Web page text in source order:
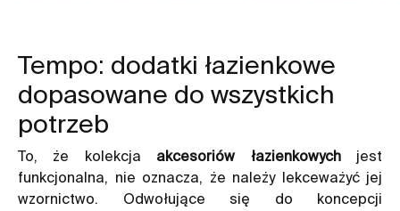
Tempo: dodatki łazienkowe
dopasowane do wszystkich
potrzeb
To, że kolekcja akcesoriów łazienkowych jest
funkcjonalna, nie oznacza, że należy lekceważyć jej
wzornictwo. Odwołujące się do koncepcji